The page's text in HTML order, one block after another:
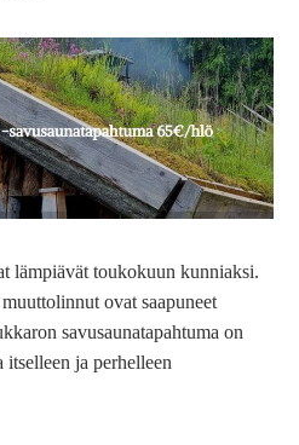
lämpiävät toukokuun kunniaksi.
ovat saapuneet
savusaunatapahtuma on
ja perhelleen